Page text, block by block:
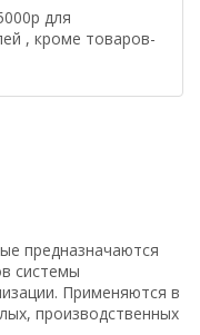
для
, кроме товаров-
предназначаются
системы
Применяются в
производственных